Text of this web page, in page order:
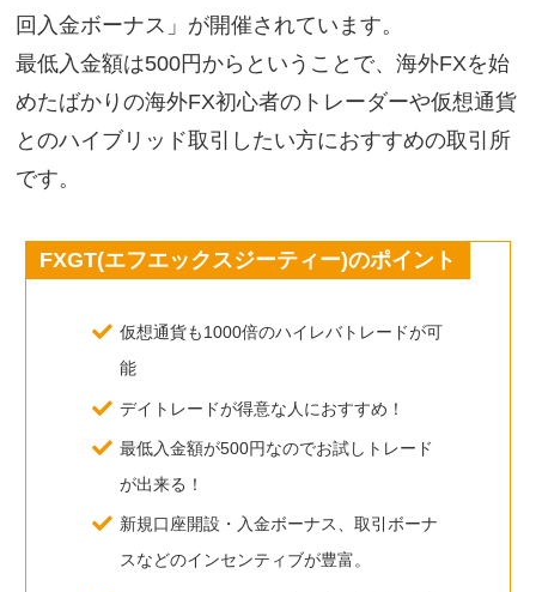
回入金ボーナス」が開催されています。
最低入金額は500円からということで、海外FXを始
めたばかりの海外FX初心者のトレーダーや仮想通貨
とのハイブリッド取引したい方におすすめの取引所
です。
FXGT(エフエックスジーティー)のポイント
仮想通貨も1000倍のハイレバトレードが可
能
デイトレードが得意な人におすすめ！
最低入金額が500円なのでお試しトレード
が出来る！
新規口座開設・入金ボーナス、取引ボーナ
スなどのインセンティブが豊富。